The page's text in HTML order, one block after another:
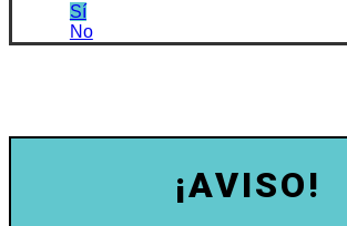
Sí
No
¡AVISO!